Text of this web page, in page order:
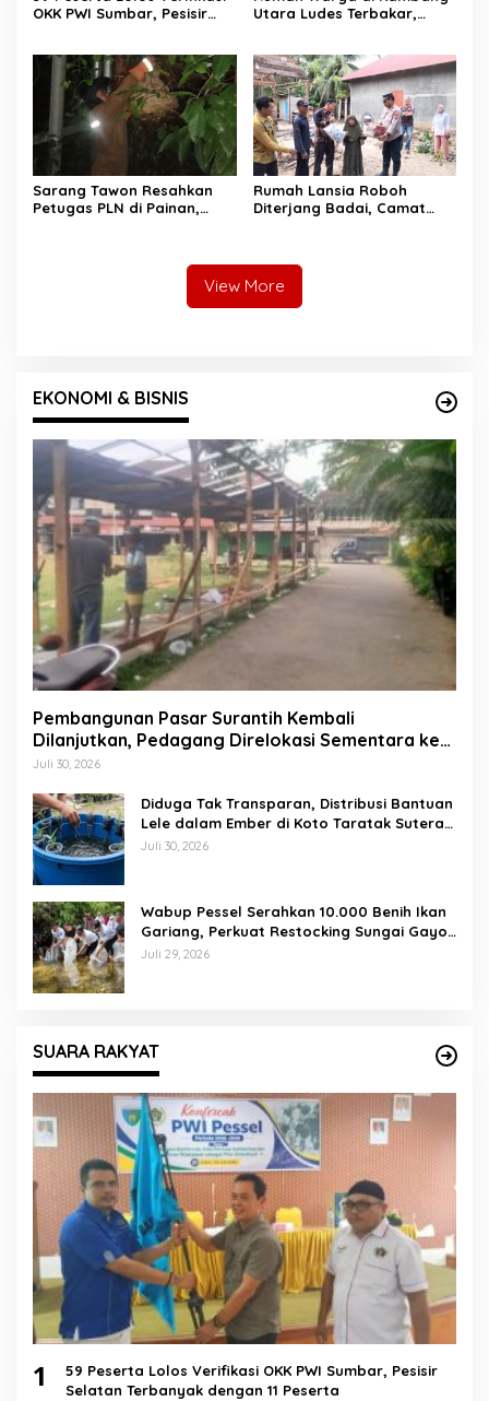
OKK PWI Sumbar, Pesisir
Utara Ludes Terbakar,
Sarang Tawon Resahkan
Petugas PLN di Painan,
Rumah Lansia Roboh
Diterjang Badai, Camat
View More
EKONOMI & BISNIS
Pembangunan Pasar Surantih Kembali
Dilanjutkan, Pedagang Direlokasi Sementara ke
Lapangan Gadih Basanai
Juli 30, 2026
Diduga Tak Transparan, Distribusi Bantuan
Lele dalam Ember di Koto Taratak Sutera
Tuai Sorotan Warga
Juli 30, 2026
Wabup Pessel Serahkan 10.000 Benih Ikan
Gariang, Perkuat Restocking Sungai Gayo
demi Kelestarian Perairan
Juli 29, 2026
SUARA RAKYAT
1
59 Peserta Lolos Verifikasi OKK PWI Sumbar, Pesisir
Selatan Terbanyak dengan 11 Peserta